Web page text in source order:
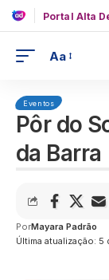
Portal Alta
Aa
Eventos
Pôr do
da Barra
Última atualização: 5
PorMayara Padrão